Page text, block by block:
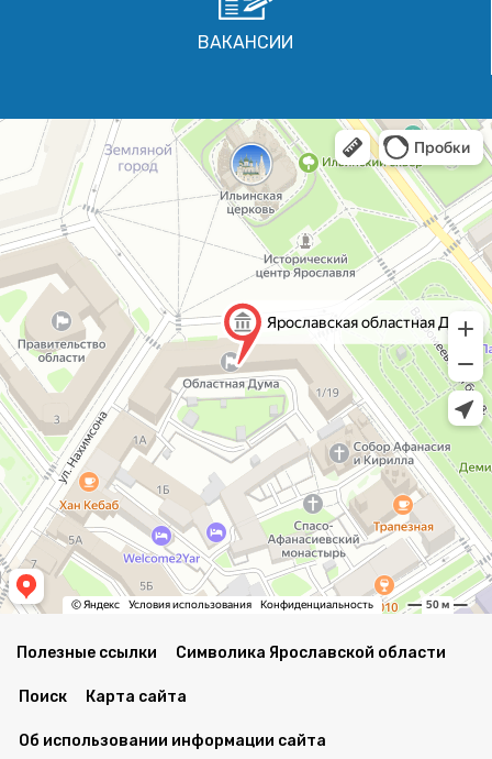
ВАКАНСИИ
Полезные ссылки Символика Ярославской области
Поиск Карта сайта
Об использовании информации сайта